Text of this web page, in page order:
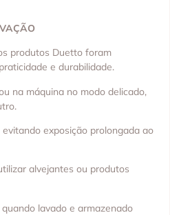
produtos Duetto foram
e durabilidade.
na máquina no modo delicado,
exposição prolongada ao
alvejantes ou produtos
lavado e armazenado